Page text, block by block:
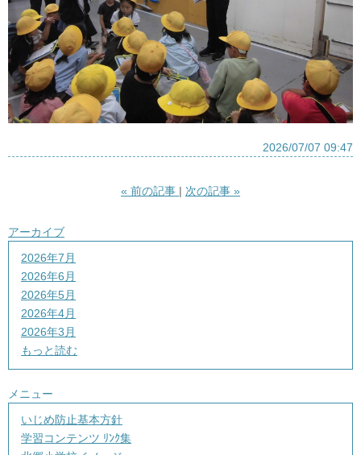
2026/07/07 09:47
« 前の記事 次の記事 »
アーカイブ
2026年7月
2026年6月
2026年5月
2026年4月
2026年3月
もっと読む
メニュー
いじめ防止基本方針
学習コンテンツ ﾘﾝｸ集